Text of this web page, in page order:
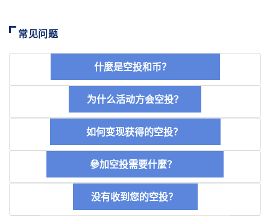
常见问题
什麼是空投和币？
为什么活动方会空投？
如何变现获得的空投？
參加空投需要什麼？
没有收到您的空投？